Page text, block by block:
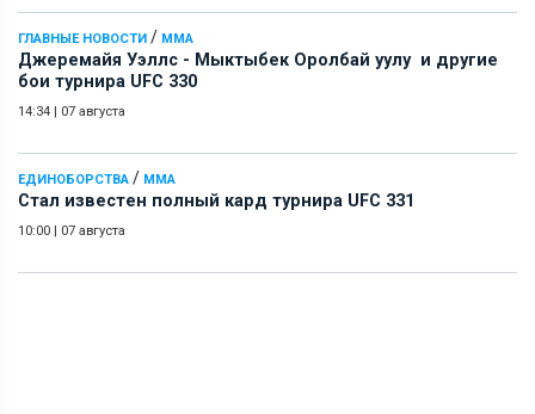
ГЛАВНЫЕ НОВОСТИ / ММА
Джеремайя Уэллс - Мыктыбек Оролбай уулу и другие
бои турнира UFC 330
14:34 07 августа
ЕДИНОБОРСТВА / ММА
Стал известен полный кард турнира UFC 331
10:00 07 августа